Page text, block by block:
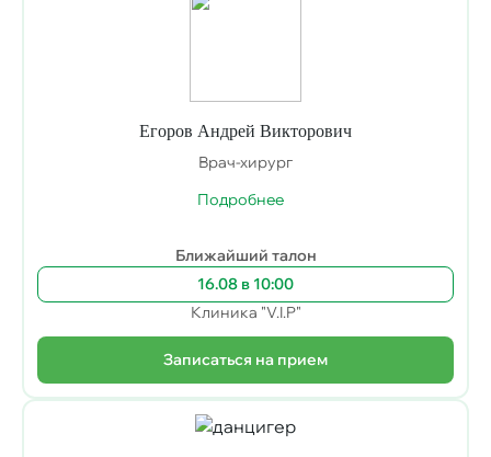
Егоров Андрей Викторович
Врач-хирург
Подробнее
Ближайший талон
16.08 в 10:00
Клиника "V.I.P"
Записаться на прием